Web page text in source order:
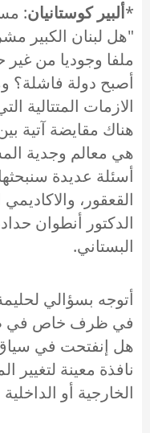
*ألبير كوستانيان:
"هل لبنان الكبير
ملفا وجوديا من
أصبح دولة فاشلة؟
الازمات المتتالية
هناك مقايضة آتية
هي معالم وجدية
أسئلة عديدة
القعقور،
الدكتور أنطوان
البستاني.
أتوجه بسؤالي
في ظرف خاص في
هل إنفتحت في سياق
نافذة معينة لتغيير
الخارجية أو